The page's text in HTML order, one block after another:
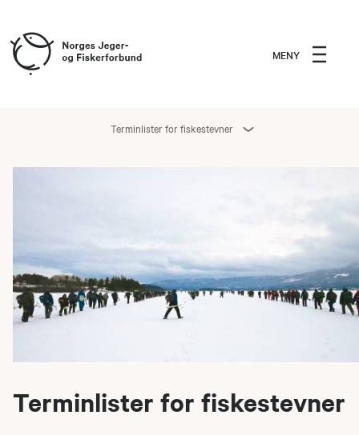
MENY
Terminlister for fiskestevner
Terminlister for fiskestevner